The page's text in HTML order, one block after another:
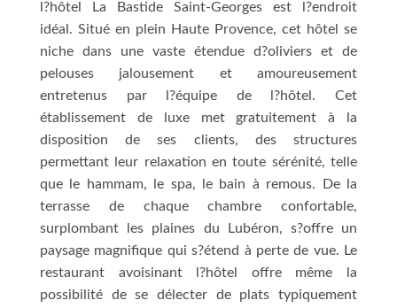
l?hôtel La Bastide Saint-Georges est l?endroit
idéal. Situé en plein Haute Provence, cet hôtel se
niche dans une vaste étendue d?oliviers et de
pelouses jalousement et amoureusement
entretenus par l?équipe de l?hôtel. Cet
établissement de luxe met gratuitement à la
disposition de ses clients, des structures
permettant leur relaxation en toute sérénité, telle
que le hammam, le spa, le bain à remous. De la
terrasse de chaque chambre confortable,
surplombant les plaines du Lubéron, s?offre un
paysage magnifique qui s?étend à perte de vue. Le
restaurant avoisinant l?hôtel offre même la
possibilité de se délecter de plats typiquement